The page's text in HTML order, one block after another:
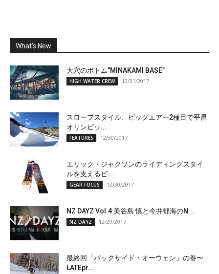
What's New
大穴のボトム”MINAKAMI BASE”
HIGH WATER CREW 12/31/2017
スロープスタイル、ビッグエアー2種目で平昌
オリンピッ...
FEATURES 12/30/2017
エリック・ジャクソンのライディングスタイ
ルを支えるビ...
GEAR FOCUS 12/30/2017
NZ DAYZ Vol.4 美谷島 慎と今井郁海のN...
NZ DAYZ 12/29/2017
最終回「バックサイド・オーウェン」の巻〜
LATEpr...